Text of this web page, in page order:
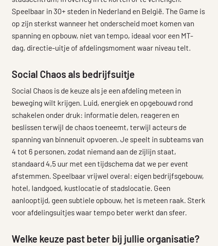
Speelbaar in 30+ steden in Nederland en België. The Game is
op zijn sterkst wanneer het onderscheid moet komen van
spanning en opbouw, niet van tempo, ideaal voor een MT-
dag, directie-uitje of afdelingsmoment waar niveau telt.
Social Chaos als bedrijfsuitje
Social Chaos is de keuze als je een afdeling meteen in
beweging wilt krijgen. Luid, energiek en opgebouwd rond
schakelen onder druk: informatie delen, reageren en
beslissen terwijl de chaos toeneemt, terwijl acteurs de
spanning van binnenuit opvoeren. Je speelt in subteams van
4 tot 6 personen, zodat niemand aan de zijlijn staat,
standaard 4,5 uur met een tijdschema dat we per event
afstemmen. Speelbaar vrijwel overal: eigen bedrijfsgebouw,
hotel, landgoed, kustlocatie of stadslocatie. Geen
aanlooptijd, geen subtiele opbouw, het is meteen raak. Sterk
voor afdelingsuitjes waar tempo beter werkt dan sfeer.
Welke keuze past beter bij jullie organisatie?